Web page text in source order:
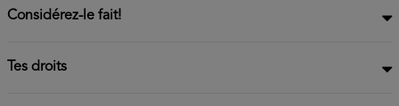
Considérez-le fait!
Tes droits